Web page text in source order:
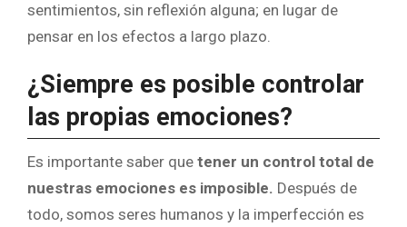
sentimientos, sin reflexión alguna; en lugar de
pensar en los efectos a largo plazo.
¿Siempre es posible controlar
las propias emociones?
Es importante saber que tener un control total de
nuestras emociones es imposible. Después de
todo, somos seres humanos y la imperfección es